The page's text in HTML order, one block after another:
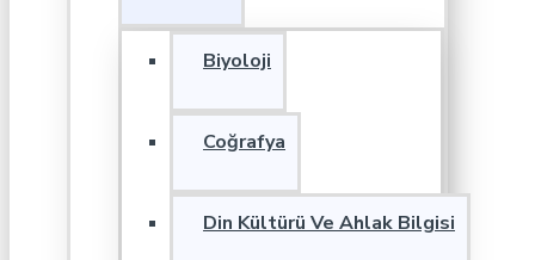
Biyoloji
Coğrafya
Din Kültürü Ve Ahlak Bilgisi